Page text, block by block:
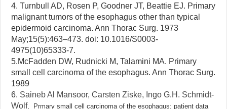
4.Turnbull AD, Rosen P, Goodner JT, Beattie EJ. Primary
malignant tumors of the esophagus other than typical
epidermoid carcinoma.Ann Thorac Surg. 1973
May;15(5):463–473. doi: 10.1016/S0003-
4975(10)65333-7.
5.McFadden DW, Rudnicki M, Talamini MA. Primary
small cell carcinoma of the esophagus.Ann Thorac Surg.
1989
6. Saineb Al Mansoor,Carsten Ziske, Ingo G.H. Schmidt-
Wolf, Prmary small cell carcinoma of the esophagus: patient data